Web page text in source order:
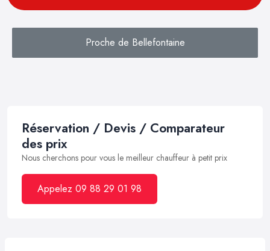
Proche de Bellefontaine
Réservation / Devis / Comparateur
des prix
Nous cherchons pour vous le meilleur chauffeur à petit prix
Appelez 09 88 29 01 98